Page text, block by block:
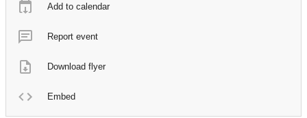
Add to calendar
Report event
Download flyer
Embed